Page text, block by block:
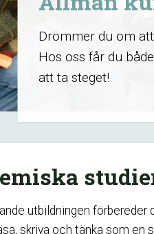
Drömmer du om
Hos oss får du
att ta steget!
utbildningen förbereder
skriva och tänka som en